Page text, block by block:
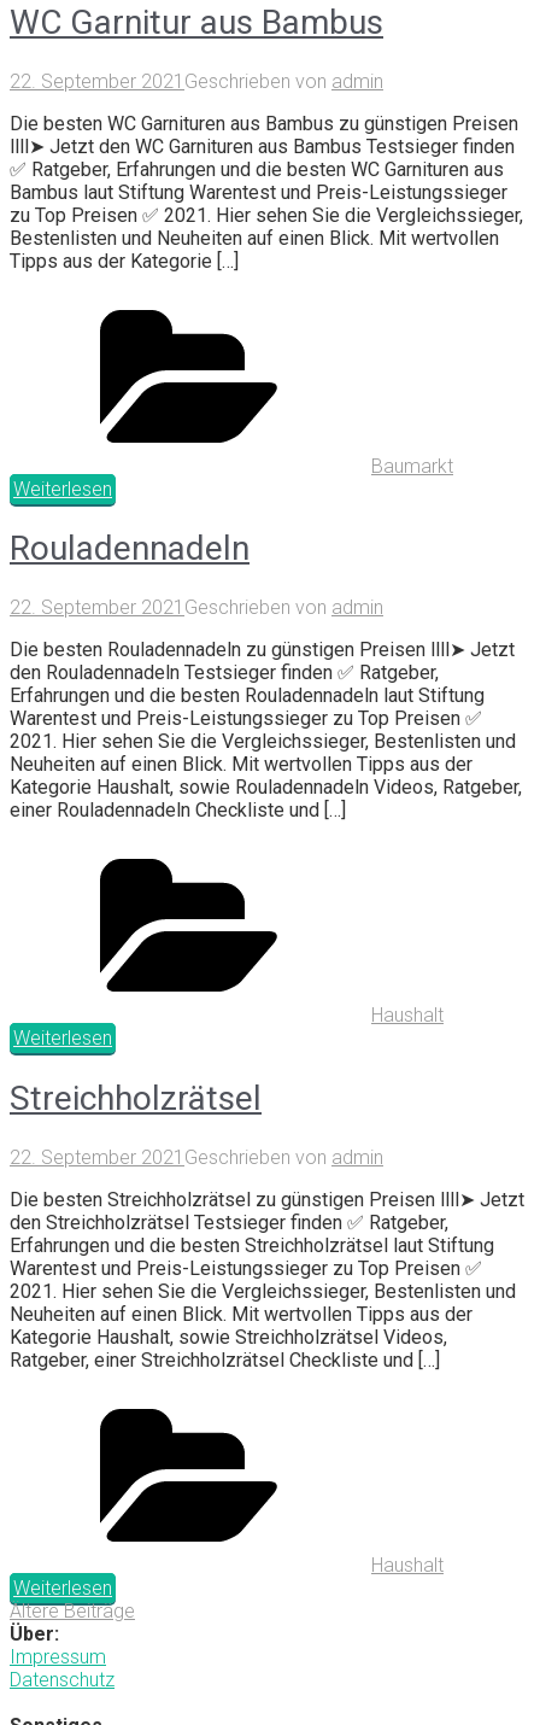
WC Garnitur aus Bambus
22. September 2021 Geschrieben von admin
Die besten WC Garnituren aus Bambus zu günstigen Preisen
llll➤ Jetzt den WC Garnituren aus Bambus Testsieger finden
✅ Ratgeber, Erfahrungen und die besten WC Garnituren aus
Bambus laut Stiftung Warentest und Preis-Leistungssieger
zu Top Preisen ✅ 2021. Hier sehen Sie die Vergleichssieger,
Bestenlisten und Neuheiten auf einen Blick. Mit wertvollen
Tipps aus der Kategorie […]
Baumarkt
Weiterlesen
Rouladennadeln
22. September 2021 Geschrieben von admin
Die besten Rouladennadeln zu günstigen Preisen llll➤ Jetzt
den Rouladennadeln Testsieger finden ✅ Ratgeber,
Erfahrungen und die besten Rouladennadeln laut Stiftung
Warentest und Preis-Leistungssieger zu Top Preisen ✅
2021. Hier sehen Sie die Vergleichssieger, Bestenlisten und
Neuheiten auf einen Blick. Mit wertvollen Tipps aus der
Kategorie Haushalt, sowie Rouladennadeln Videos, Ratgeber,
einer Rouladennadeln Checkliste und […]
Haushalt
Weiterlesen
Streichholzrätsel
22. September 2021 Geschrieben von admin
Die besten Streichholzrätsel zu günstigen Preisen llll➤ Jetzt
den Streichholzrätsel Testsieger finden ✅ Ratgeber,
Erfahrungen und die besten Streichholzrätsel laut Stiftung
Warentest und Preis-Leistungssieger zu Top Preisen ✅
2021. Hier sehen Sie die Vergleichssieger, Bestenlisten und
Neuheiten auf einen Blick. Mit wertvollen Tipps aus der
Kategorie Haushalt, sowie Streichholzrätsel Videos,
Ratgeber, einer Streichholzrätsel Checkliste und […]
Haushalt
Weiterlesen
Ältere Beiträge
Über:
Impressum
Datenschutz